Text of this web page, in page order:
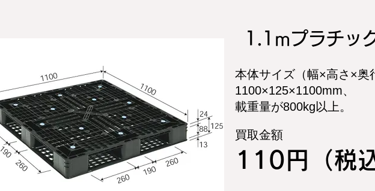
1.1mプラチッ
本体サイズ（幅×高さ×
1100×125×1100mm、
載重量が800kg以上。
買取金額
110円（税